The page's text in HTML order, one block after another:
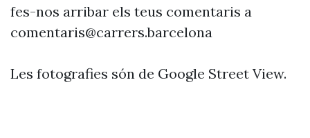
fes-nos arribar els teus comentaris a
comentaris@carrers.barcelona
Les fotografies són de Google Street View.